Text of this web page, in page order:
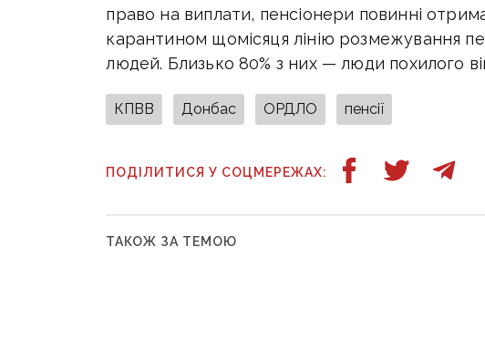
право на виплати, пенсіонери повинні
карантином щомісяця лінію розмежування
людей. Близько 80% з них — люди похилого
КПВВ Донбас ОРДЛО пенсії
ПОДІЛИТИСЯ У СОЦМЕРЕЖАХ:
ТАКОЖ ЗА ТЕМОЮ